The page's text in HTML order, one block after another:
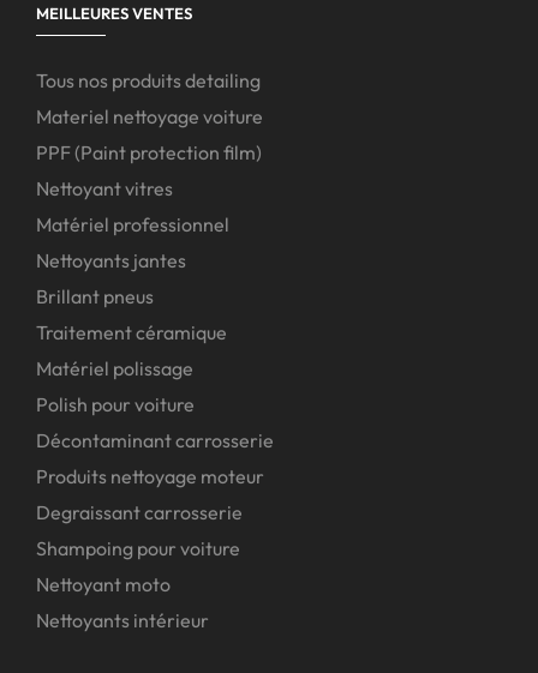
MEILLEURES VENTES
Tous nos produits detailing
Materiel nettoyage voiture
PPF (Paint protection film)
Nettoyant vitres
Matériel professionnel
Nettoyants jantes
Brillant pneus
Traitement céramique
Matériel polissage
Polish pour voiture
Décontaminant carrosserie
Produits nettoyage moteur
Degraissant carrosserie
Shampoing pour voiture
Nettoyant moto
Nettoyants intérieur